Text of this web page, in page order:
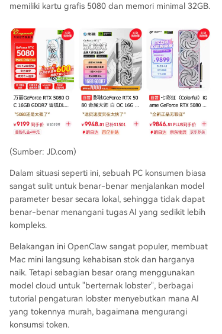
memiliki kartu grafis 5080 dan memori minimal 32GB.
(Sumber: JD.com)
Dalam situasi seperti ini, sebuah PC konsumen biasa
sangat sulit untuk benar-benar menjalankan model
parameter besar secara lokal, sehingga tidak dapat
benar-benar menangani tugas AI yang sedikit lebih
kompleks.
Belakangan ini OpenClaw sangat populer, membuat
Mac mini langsung kehabisan stok dan harganya
naik. Tetapi sebagian besar orang menggunakan
model cloud untuk "berternak lobster", berbagai
tutorial pengaturan lobster menyebutkan mana AI
yang tokennya murah, bagaimana mengurangi
konsumsi token.